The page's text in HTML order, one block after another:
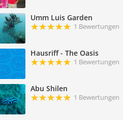
Umm Luis Garden
1 Bewertungen
Hausriff - The Oasis
1 Bewertungen
Abu Shilen
1 Bewertungen